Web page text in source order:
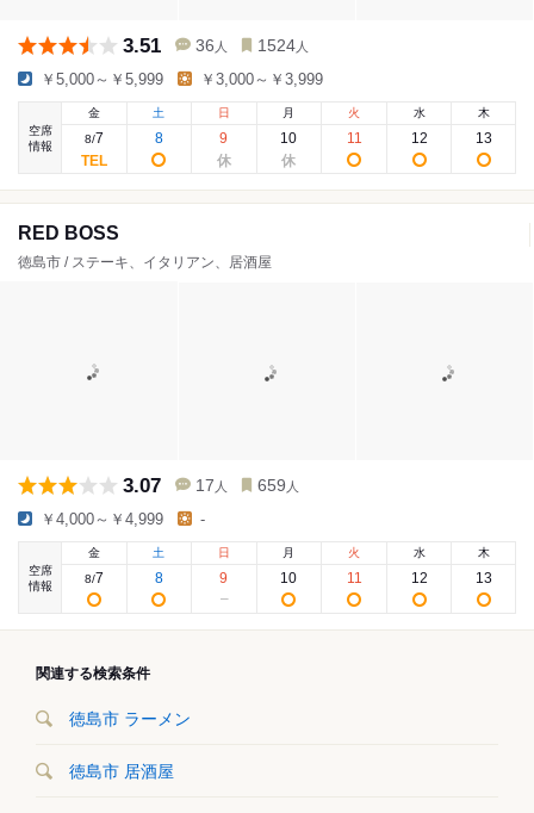
3.51 36 人 1524 人
￥5,000～￥5,999 ￥3,000～￥3,999
空席
情報
金
8/7
土
8
日
9
月
10
火
11
水
12
木
13
RED BOSS
徳島市 / ステーキ、イタリアン、居酒屋
3.07 17 人 659 人
￥4,000～￥4,999 -
空席
情報
金
8/7
土
8
日
9
月
10
火
11
水
12
木
13
関連する検索条件
徳島市 ラーメン
徳島市 居酒屋